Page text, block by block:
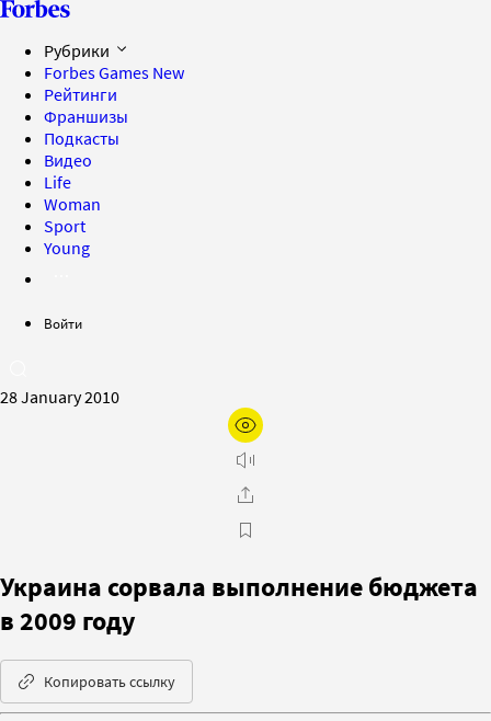
Рубрики
Forbes Games New
Рейтинги
Франшизы
Подкасты
Видео
Life
Woman
Sport
Young
Войти
28 January 2010
Украина сорвала выполнение бюджета
в 2009 году
Копировать ссылку